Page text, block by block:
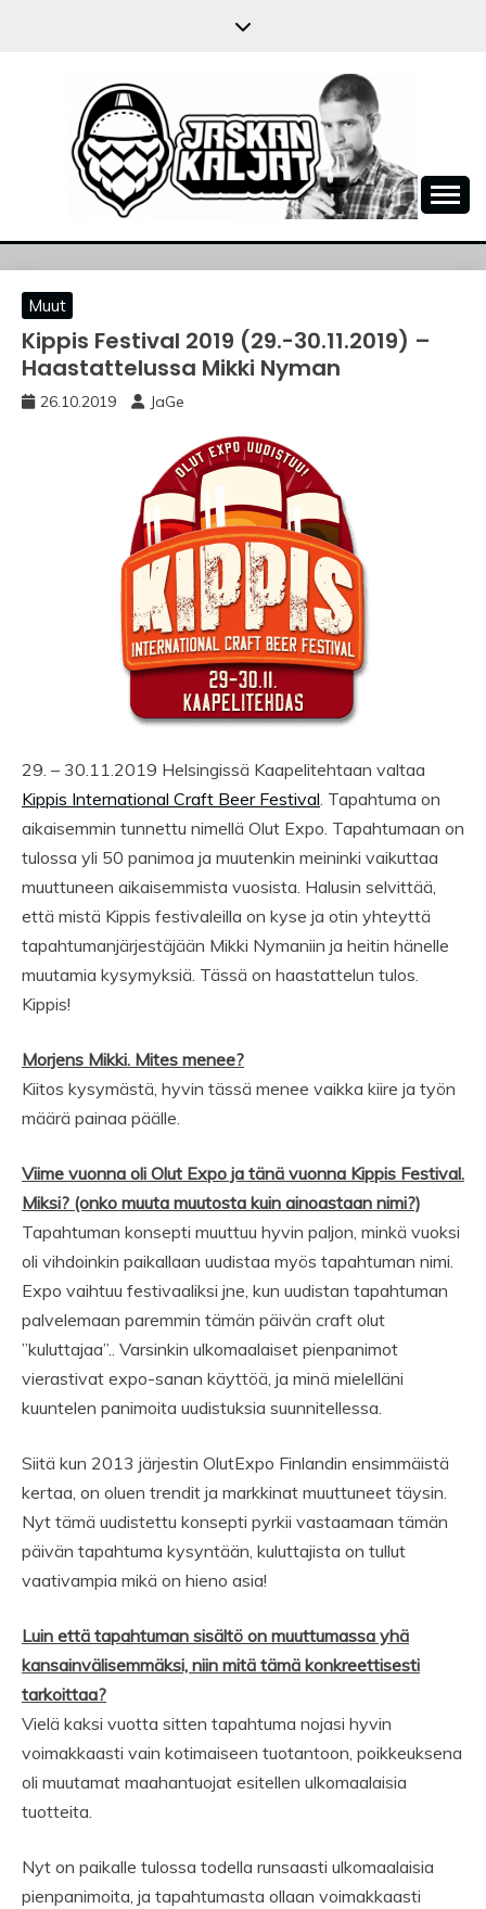
JASKANKALJAT
Muut
Kippis Festival 2019 (29.-30.11.2019) –
Haastattelussa Mikki Nyman
26.10.2019 JaGe
29. – 30.11.2019 Helsingissä Kaapelitehtaan valtaa
Kippis International Craft Beer Festival. Tapahtuma on
aikaisemmin tunnettu nimellä Olut Expo. Tapahtumaan on
tulossa yli 50 panimoa ja muutenkin meininki vaikuttaa
muuttuneen aikaisemmista vuosista. Halusin selvittää,
että mistä Kippis festivaleilla on kyse ja otin yhteyttä
tapahtumanjärjestäjään Mikki Nymaniin ja heitin hänelle
muutamia kysymyksiä. Tässä on haastattelun tulos.
Kippis!
Morjens Mikki. Mites menee?
Kiitos kysymästä, hyvin tässä menee vaikka kiire ja työn
määrä painaa päälle.
Viime vuonna oli Olut Expo ja tänä vuonna Kippis Festival.
Miksi? (onko muuta muutosta kuin ainoastaan nimi?)
Tapahtuman konsepti muuttuu hyvin paljon, minkä vuoksi
oli vihdoinkin paikallaan uudistaa myös tapahtuman nimi.
Expo vaihtuu festivaaliksi jne, kun uudistan tapahtuman
palvelemaan paremmin tämän päivän craft olut
”kuluttajaa”.. Varsinkin ulkomaalaiset pienpanimot
vierastivat expo-sanan käyttöä, ja minä mielelläni
kuuntelen panimoita uudistuksia suunnitellessa.
Siitä kun 2013 järjestin OlutExpo Finlandin ensimmäistä
kertaa, on oluen trendit ja markkinat muuttuneet täysin.
Nyt tämä uudistettu konsepti pyrkii vastaamaan tämän
päivän tapahtuma kysyntään, kuluttajista on tullut
vaativampia mikä on hieno asia!
Luin että tapahtuman sisältö on muuttumassa yhä
kansainvälisemmäksi, niin mitä tämä konkreettisesti
tarkoittaa?
Vielä kaksi vuotta sitten tapahtuma nojasi hyvin
voimakkaasti vain kotimaiseen tuotantoon, poikkeuksena
oli muutamat maahantuojat esitellen ulkomaalaisia
tuotteita.
Nyt on paikalle tulossa todella runsaasti ulkomaalaisia
pienpanimoita, ja tapahtumasta ollaan voimakkaasti